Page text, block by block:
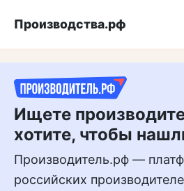
Подписывайтесь
Производства.рф
Ищете
хотите, чтобы
Производитель.рф —
российских